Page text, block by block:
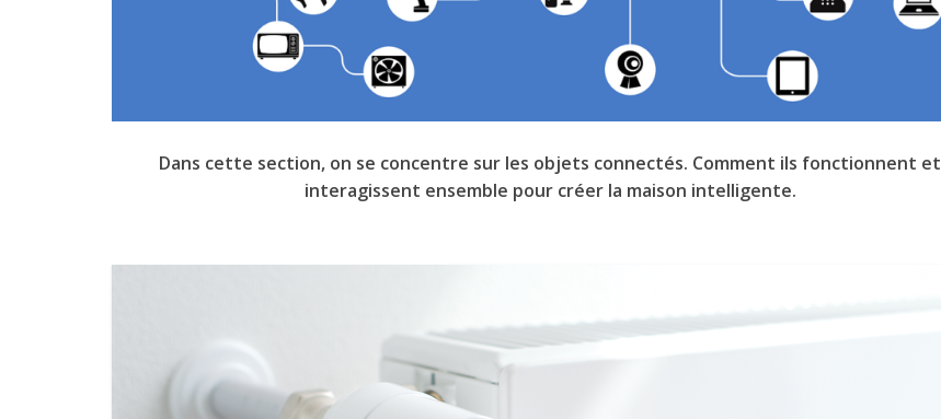
Dans cette section, on se concentre sur les objets connectés. Comment ils fonctionnent et
interagissent ensemble pour créer la maison intelligente.